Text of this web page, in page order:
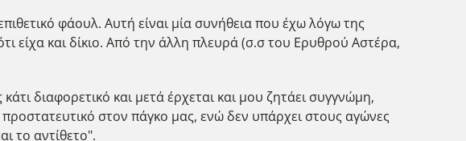
φάουλ. Αυτή είναι μία συνήθεια που έχω λόγω της
είχα και δίκιο. Από την άλλη πλευρά (σ.σ του Ερυθρού Αστέρα,
διαφορετικό και μετά έρχεται και μου ζητάει συγγνώμη,
προστατευτικό στον πάγκο μας, ενώ δεν υπάρχει στους αγώνες
το αντίθετο".